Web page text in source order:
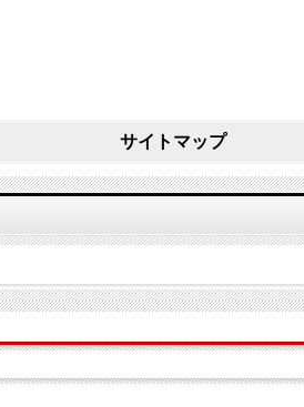
サイトマップ